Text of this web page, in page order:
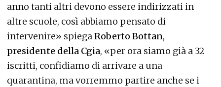
anno tanti altri devono essere indirizzati in
altre scuole, così abbiamo pensato di
intervenire» spiega Roberto Bottan,
presidente della Cgia, «per ora siamo già a 32
iscritti, confidiamo di arrivare a una
quarantina, ma vorremmo partire anche se i